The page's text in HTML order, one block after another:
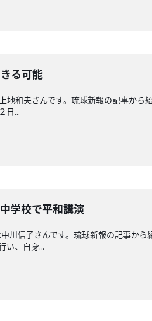
る可能
地和夫さんです。琉球新報の記事か
日...
学校で平和講演
川信子さんです。琉球新報の記事か
い、自身...